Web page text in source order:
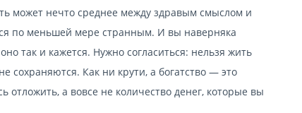
может нечто среднее между здравым смыслом и
по меньшей мере странным. И вы наверняка
так и кажется. Нужно согласиться: нельзя жить
сохраняются. Как ни крути, а богатство — это
отложить, а вовсе не количество денег, которые вы